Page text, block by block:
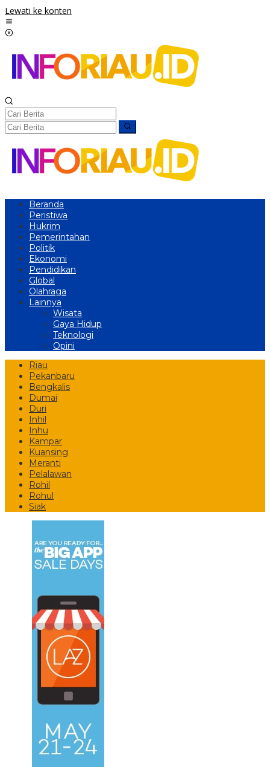
Lewati ke konten
Beranda
Peristiwa
Hukrim
Pemerintahan
Politik
Ekonomi
Pendidikan
Global
Olahraga
Lainnya
Wisata
Gaya Hidup
Teknologi
Opini
Riau
Pekanbaru
Bengkalis
Dumai
Duri
Inhil
Inhu
Kampar
Kuansing
Meranti
Pelalawan
Rohil
Rohul
Siak